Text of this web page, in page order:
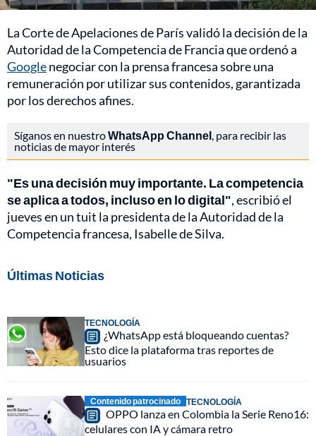
La Corte de Apelaciones de París validó la decisión de la
Autoridad de la Competencia de Francia que ordenó a
Googlenegociar con la prensa francesa sobre una
remuneración por utilizar sus contenidos, garantizada
por los derechos afines.
Síganos en nuestroWhatsApp Channel , para recibir las
noticias de mayor interés
"Es una decisión muy importante. La competencia
se aplica a todos, incluso en lo digital", escribió el
jueves en un tuit la presidenta de la Autoridad de la
Competencia francesa, Isabelle de Silva.
Últimas Noticias
TECNOLOGÍA
¿WhatsApp está bloqueando cuentas?
Esto dice la plataforma tras reportes de
usuarios
Contenido patrocinado TECNOLOGÍA
OPPO lanza en Colombia la Serie Reno16:
celulares con IA y cámara retro